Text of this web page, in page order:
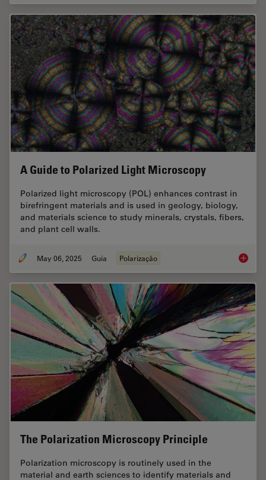
A Guide to Polarized Light Microscopy
Polarized light microscopy (POL) enhances contrast in
birefringent materials and is used in geology, biology,
and materials science to study minerals, crystals, fibers,
and plant cell walls.
May 06, 2025 Guia Polarização A
The Polarization Microscopy Principle
Polarization microscopy is routinely used in the
material and earth sciences to identify materials and